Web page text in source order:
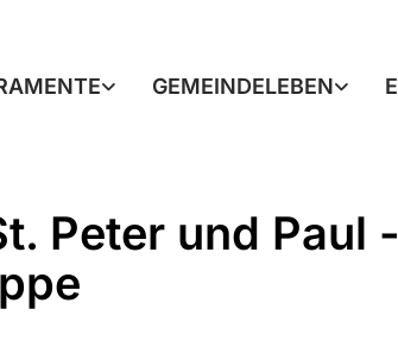
GEMEINDELEBEN
Peter und Paul